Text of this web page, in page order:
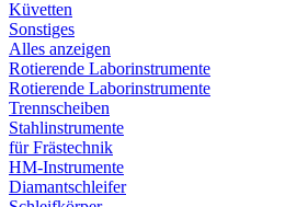
Küvetten
Sonstiges
Alles anzeigen
Rotierende Laborinstrumente
Rotierende Laborinstrumente
Trennscheiben
Stahlinstrumente
für Frästechnik
HM-Instrumente
Diamantschleifer